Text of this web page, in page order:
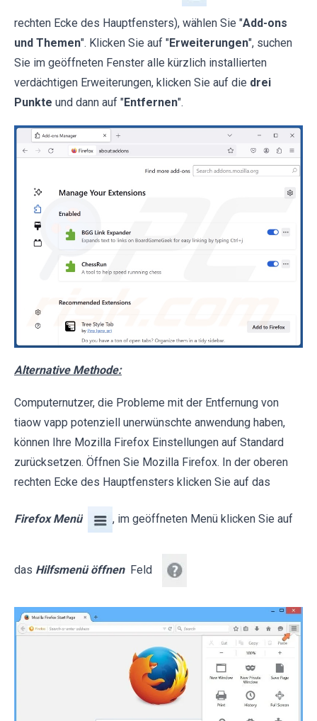
rechten Ecke des Hauptfensters), wählen Sie "Add-ons
und Themen". Klicken Sie auf "Erweiterungen", suchen
Sie im geöffneten Fenster alle kürzlich installierten
verdächtigen Erweiterungen, klicken Sie auf die drei
Punkte und dann auf "Entfernen".
Alternative Methode:
Computernutzer, die Probleme mit der Entfernung von
tiaow vapp potenziell unerwünschte anwendung haben,
können Ihre Mozilla Firefox Einstellungen auf Standard
zurücksetzen. Öffnen Sie Mozilla Firefox. In der oberen
rechten Ecke des Hauptfensters klicken Sie auf das
Firefox Menü , im geöffneten Menü klicken Sie auf
das Hilfsmenü öffnen Feld